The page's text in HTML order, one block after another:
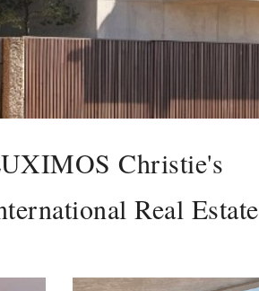
Christie's
Real Estate